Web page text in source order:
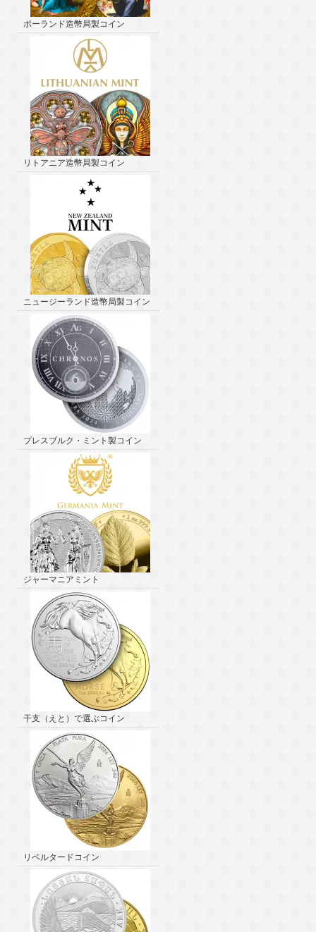
ポーランド造幣局製コイン
リトアニア造幣局製コイン
ニュージーランド造幣局製コイン
プレスブルク・ミント製コイン
ジャーマニアミント
干支（えと）で選ぶコイン
リベルタードコイン